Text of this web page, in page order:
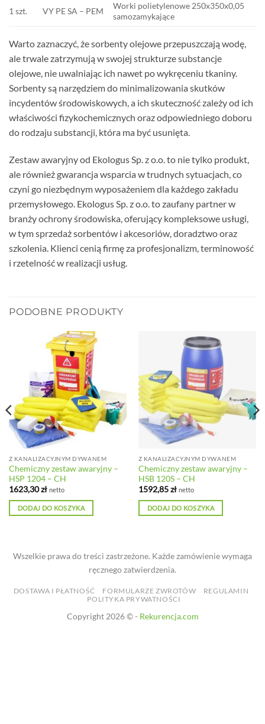
1 szt. VY PE SA – PEM
Worki polietylenowe 250x350x0,05
samozamykające
Warto zaznaczyć, że sorbenty olejowe przepuszczają wodę,
ale trwale zatrzymują w swojej strukturze substancje
olejowe, nie uwalniając ich nawet po wykręceniu tkaniny.
Sorbenty są narzędziem do minimalizowania skutków
incydentów środowiskowych, a ich skuteczność zależy od ich
właściwości fizykochemicznych oraz odpowiedniego doboru
do rodzaju substancji, która ma być usunięta.
Zestaw awaryjny od Ekologus Sp. z o.o. to nie tylko produkt,
ale również gwarancja wsparcia w trudnych sytuacjach, co
czyni go niezbędnym wyposażeniem dla każdego zakładu
przemysłowego. Ekologus Sp. z o.o. to zaufany partner w
branży ochrony środowiska, oferujący kompleksowe usługi,
w tym sprzedaż sorbentów i akcesoriów, doradztwo oraz
szkolenia. Klienci cenią firmę za profesjonalizm, terminowość
i rzetelność w realizacji usług.
PODOBNE PRODUKTY
Z KANALIZACYJNYM DYWANEM
Chemiczny zestaw awaryjny –
HSP 1204 – CH
1623,30zł netto
DODAJ DO KOSZYKA
Z KANALIZACYJNYM DYWANEM
Chemiczny zestaw awaryjny –
HSB 120S – CH
1592,85zł netto
DODAJ DO KOSZYKA
Wszelkie prawa do treści zastrzeżone. Każde zamówienie wymaga
ręcznego zatwierdzenia.
DOSTAWA I PŁATNOŚĆ FORMULARZE ZWROTÓW
REGULAMIN
POLITYKA PRYWATNOŚCI
Copyright 2026 © - Rekurencja.com